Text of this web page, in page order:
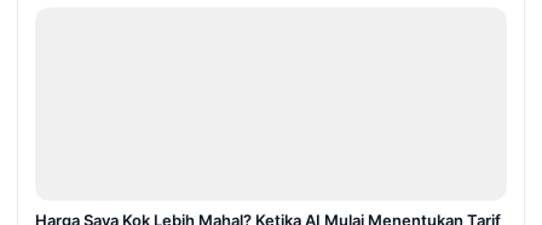
Harga Saya Kok Lebih Mahal? Ketika AI Mulai Menentukan Tarif